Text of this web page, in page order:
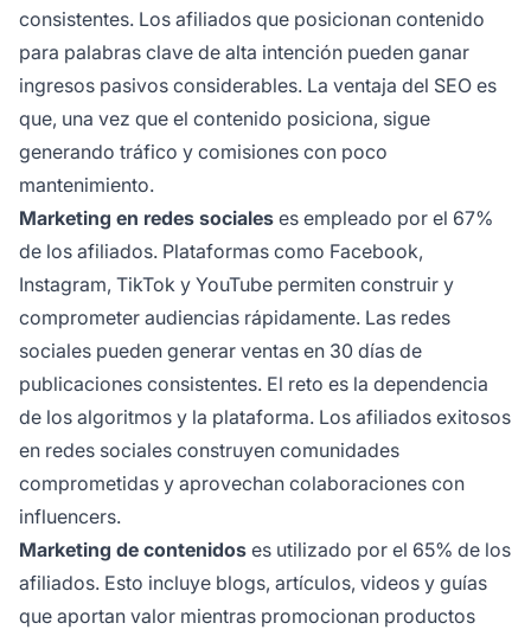
consistentes. Los afiliados que posicionan contenido
para palabras clave de alta intención pueden ganar
ingresos pasivos considerables. La ventaja del SEO es
que, una vez que el contenido posiciona, sigue
generando tráfico y comisiones con poco
mantenimiento.
Marketing en redes sociales es empleado por el 67%
de los afiliados. Plataformas como Facebook,
Instagram, TikTok y YouTube permiten construir y
comprometer audiencias rápidamente. Las redes
sociales pueden generar ventas en 30 días de
publicaciones consistentes. El reto es la dependencia
de los algoritmos y la plataforma. Los afiliados exitosos
en redes sociales construyen comunidades
comprometidas y aprovechan colaboraciones con
influencers.
Marketing de contenidos es utilizado por el 65% de los
afiliados. Esto incluye blogs, artículos, videos y guías
que aportan valor mientras promocionan productos